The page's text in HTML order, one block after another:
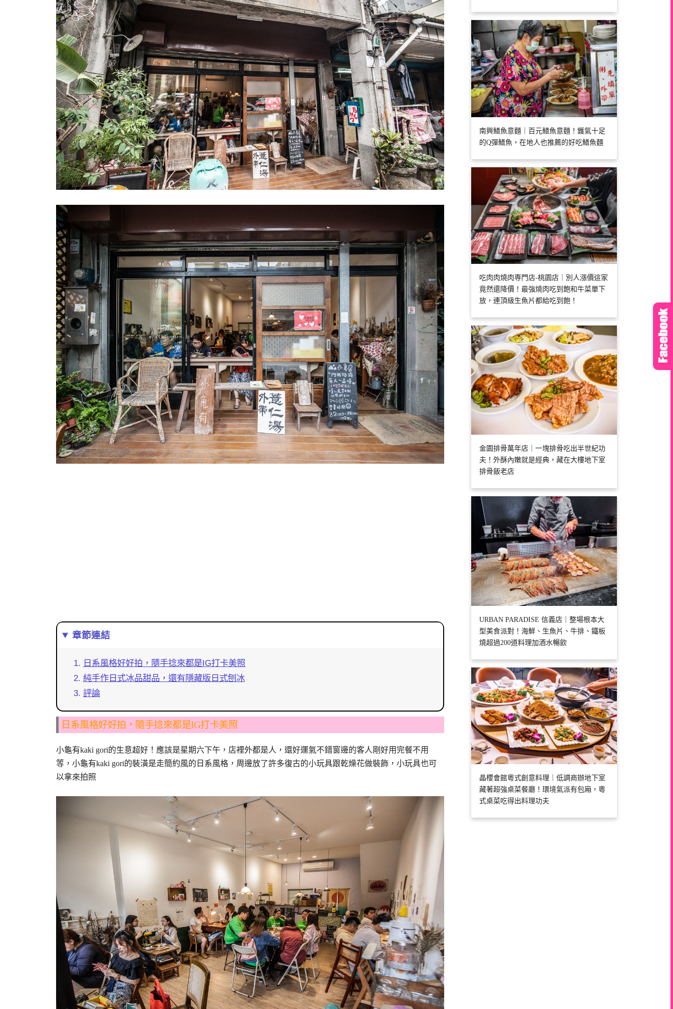
章節連結
日系風格好好拍，隨手捻來都是IG打卡美照
純手作日式冰品甜品，還有隱藏版日式刨冰
評論
日系風格好好拍，隨手捻來都是IG打卡美照
小龜有kaki gori的生意超好！應該是星期六下午，店裡外都是人，還好運氣不錯窗邊的客人剛好用完餐不用
等，小龜有kaki gori的裝潢是走簡約風的日系風格，周邊放了許多復古的小玩具跟乾燥花做裝飾，小玩具也可
以拿來拍照
南興鱔魚意麵｜百元鱔魚意麵！鑊氣十足
的Q彈鱔魚，在地人也推薦的好吃鱔魚麵
吃肉肉燒肉専門店-桃園店｜別人漲價這家
竟然還降價！最強燒肉吃到飽和牛菜單下
放，連頂級生魚片都給吃到飽！
金園排骨萬年店｜一塊排骨吃出半世紀功
夫！外酥內嫩就是經典，藏在大樓地下室
排骨飯老店
URBAN PARADISE 信義店｜整場根本大
型美食派對！海鮮、生魚片、牛排、鐵板
燒超過200道料理加酒水暢飲
晶櫻會館粵式創意料理｜低調商辦地下室
藏著超強桌菜餐廳！環境氣派有包廂，粵
式桌菜吃得出料理功夫